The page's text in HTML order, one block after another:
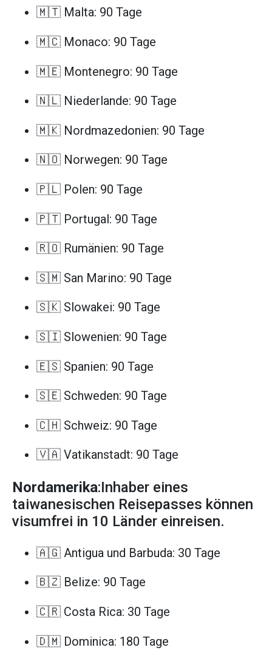
🇲🇹 Malta: 90 Tage
🇲🇨 Monaco: 90 Tage
🇲🇪 Montenegro: 90 Tage
🇳🇱 Niederlande: 90 Tage
🇲🇰 Nordmazedonien: 90 Tage
🇳🇴 Norwegen: 90 Tage
🇵🇱 Polen: 90 Tage
🇵🇹 Portugal: 90 Tage
🇷🇴 Rumänien: 90 Tage
🇸🇲 San Marino: 90 Tage
🇸🇰 Slowakei: 90 Tage
🇸🇮 Slowenien: 90 Tage
🇪🇸 Spanien: 90 Tage
🇸🇪 Schweden: 90 Tage
🇨🇭 Schweiz: 90 Tage
🇻🇦 Vatikanstadt: 90 Tage
Nordamerika:Inhaber eines
taiwanesischen Reisepasses können
visumfrei in 10 Länder einreisen.
🇦🇬 Antigua und Barbuda: 30 Tage
🇧🇿 Belize: 90 Tage
🇨🇷 Costa Rica: 30 Tage
🇩🇲 Dominica: 180 Tage